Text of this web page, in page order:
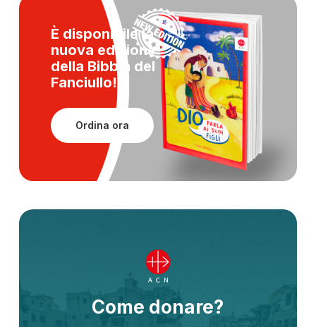
È disponibile la
nuova edizione
della Bibbia del
Fanciullo!
Ordina ora
Come donare?